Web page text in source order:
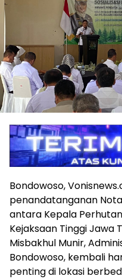
Bondowoso,
penandatanganan
antara Kepala
Kejaksaan Tinggi Jawa
Misbakhul Munir,
Bondowoso, kembali
penting di lokasi